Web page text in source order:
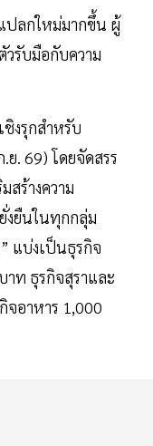
ปลกใหม่มากขึ้น ผู้
รับมือกับความ
งรุกสำหรับ
. 69) โดยจัดสรร
สร้างความ
งยืนในทุกกลุ่ม
แบ่งเป็นธุรกิจ
าท ธุรกิจสุราและ
จอาหาร 1,000